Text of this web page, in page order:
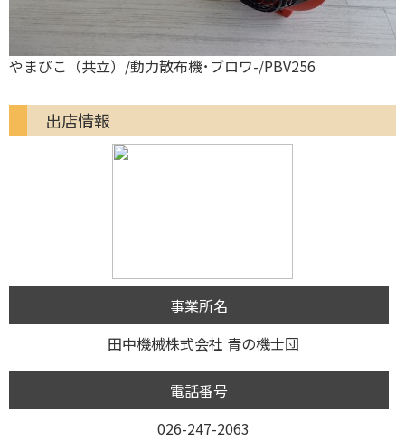
やまびこ（共立）/動力散布機･ブロワ-/PBV256
出店情報
事業所名
田中機械株式会社 青の機士団
電話番号
026-247-2063